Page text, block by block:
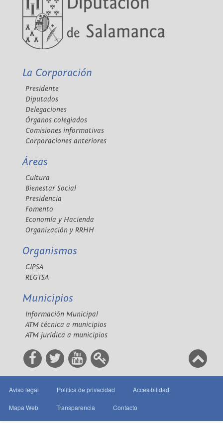
La Corporación
Presidente
Diputados
Delegaciones
Órganos colegiados
Comisiones informativas
Corporaciones anteriores
Áreas
Cultura
Bienestar Social
Presidencia
Fomento
Economía y Hacienda
Organización y RRHH
Organismos
CIPSA
REGTSA
Municipios
Información Municipal
ATM técnica a municipios
ATM jurídica a municipios
Aviso legal Política de privacidad Accesibilidad
Mapa Web Transparencia Contacto